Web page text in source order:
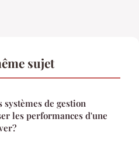
sujet
de gestion
les performances d'une